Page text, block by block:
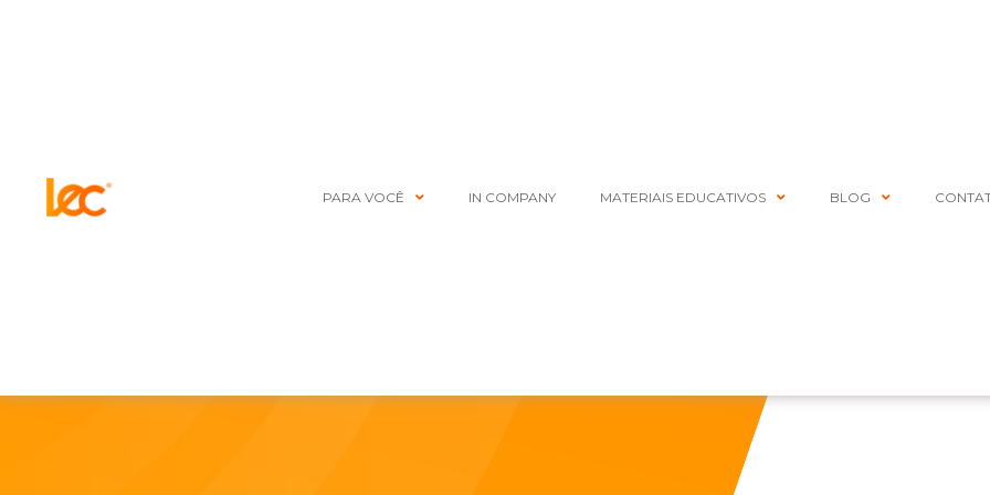
PARA VOCÊ IN COMPANY MATERIAIS EDUCATIVOS BLOG